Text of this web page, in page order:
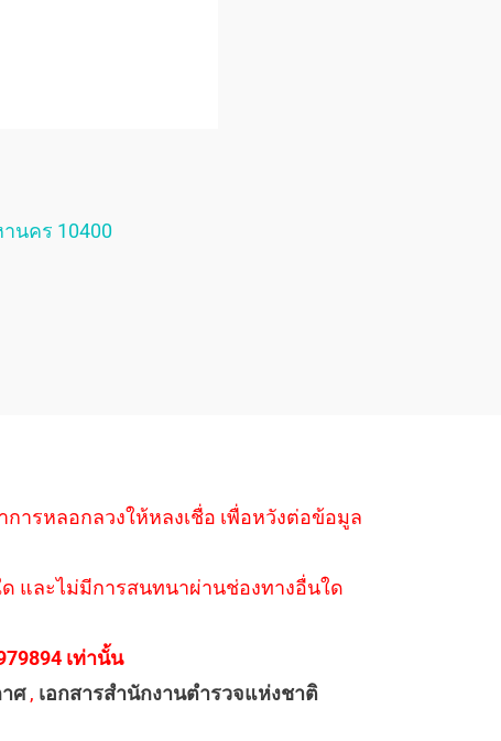
นคร 10400
รหลอกลวงให้หลงเชื่อ เพื่อหวังต่อข้อมูล
และไม่มีการสนทนาผ่านช่องทางอื่นใด
เท่านั้น
ศ, เอกสารสำนักงานตำรวจแห่งชาติ